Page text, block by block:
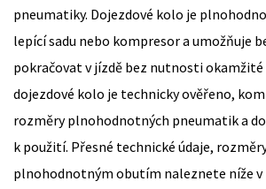
pneumatiky. Dojezdové kolo je
lepící sadu nebo kompresor a umožňuje
pokračovat v jízdě bez nutnosti okamžité
dojezdové kolo je technicky ověřeno,
rozměry plnohodnotných pneumatik a
k použití. Přesné technické údaje,
plnohodnotným obutím naleznete níže